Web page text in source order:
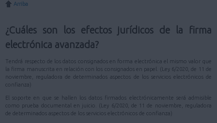
Arriba
¿Cuáles son los efectos jurídicos de la firma
electrónica avanzada?
Tendrá respecto de los datos consignados en forma electrónica el mismo valor que
la firma manuscrita en relación con los consignados en papel. (Ley 6/2020, de 11 de
noviembre, reguladora de determinados aspectos de los servicios electrónicos de
confianza)
El soporte en que se hallen los datos firmados electrónicamente será admisible
como prueba documental en juicio. (Ley 6/2020, de 11 de noviembre, reguladora
de determinados aspectos de los servicios electrónicos de confianza)